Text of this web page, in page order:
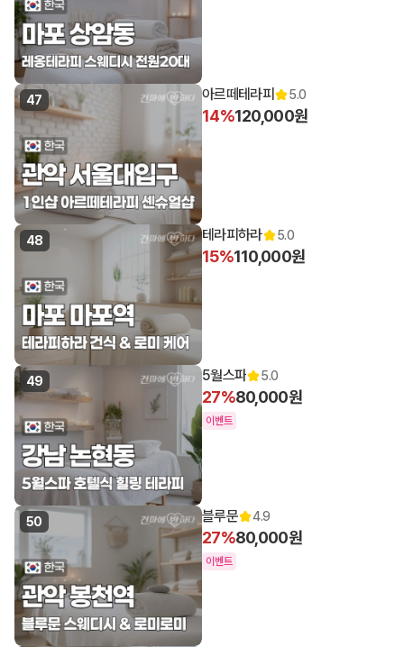
47 아르떼테라피 5.0
14%120,000원
48 테라피하라 5.0
15%110,000원
49 5월스파 5.0
27%80,000원
이벤트
50 블루문 4.9
27%80,000원
이벤트